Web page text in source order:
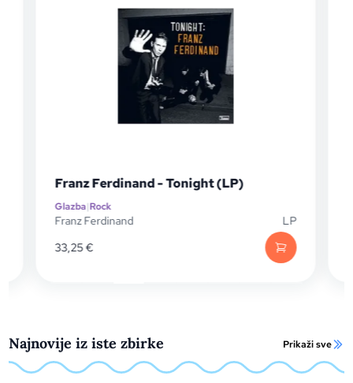
Dalmatino - 20 Godina Best Of (CD)
Glazba
Dalmatino
14,95
Najnovije iz iste zbirke Prikaži sve